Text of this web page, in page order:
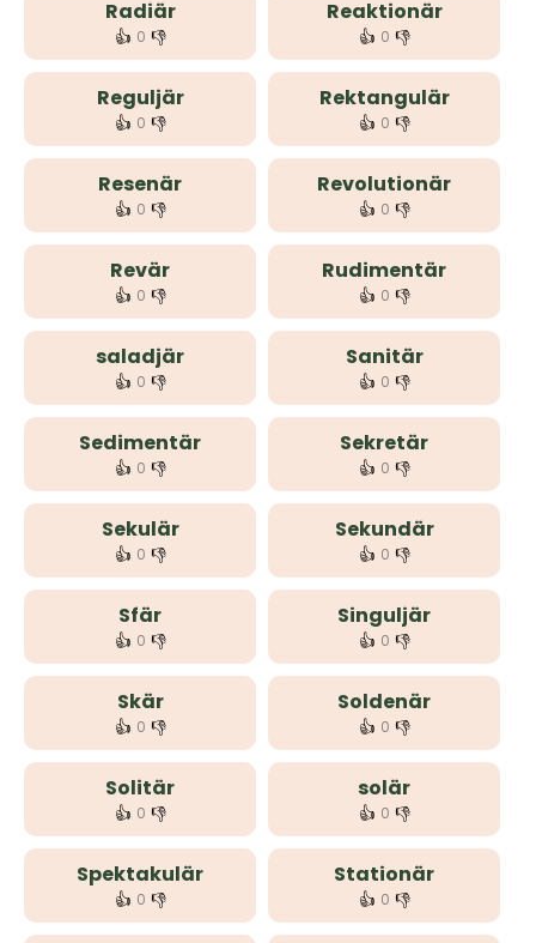
Radiär
👍 0 👎
Reaktionär
👍 0 👎
Reguljär
👍 0 👎
Rektangulär
👍 0 👎
Resenär
👍 0 👎
Revolutionär
👍 0 👎
Revär
👍 0 👎
Rudimentär
👍 0 👎
saladjär
👍 0 👎
Sanitär
👍 0 👎
Sedimentär
👍 0 👎
Sekretär
👍 0 👎
Sekulär
👍 0 👎
Sekundär
👍 0 👎
Sfär
👍 0 👎
Singuljär
👍 0 👎
Skär
👍 0 👎
Soldenär
👍 0 👎
Solitär
👍 0 👎
solär
👍 0 👎
Spektakulär
👍 0 👎
Stationär
👍 0 👎